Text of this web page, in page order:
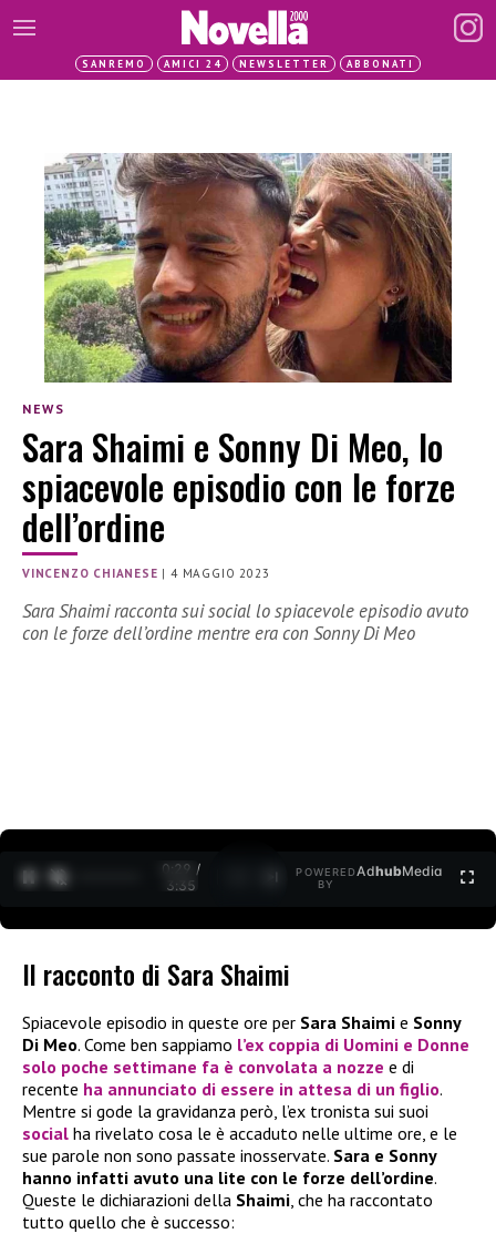
SANREMO AMICI 24 NEWSLETTER ABBONATI
NEWS
Sara Shaimi e Sonny Di Meo, lo
spiacevole episodio con le forze
dell’ordine
VINCENZO CHIANESE |4 MAGGIO 2023
Sara Shaimi racconta sui social lo spiacevole episodio avuto
con le forze dell’ordine mentre era con Sonny Di Meo
0:30 /
3:35
POWERED
BY
AdhubMedia
Il racconto di Sara Shaimi
Spiacevole episodio in queste ore per Sara Shaimi e Sonny
Di Meo. Come ben sappiamo l’ex coppia di Uomini e Donne
solo poche settimane fa è convolata a nozze e di
recente ha annunciato di essere in attesa di un figlio.
Mentre si gode la gravidanza però, l’ex tronista sui suoi
social ha rivelato cosa le è accaduto nelle ultime ore, e le
sue parole non sono passate inosservate. Sara e Sonny
hanno infatti avuto una lite con le forze dell’ordine.
Queste le dichiarazioni della Shaimi, che ha raccontato
tutto quello che è successo: